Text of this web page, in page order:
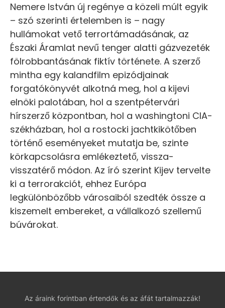
Nemere István új regénye a közeli múlt egyik
– szó szerinti értelemben is – nagy
hullámokat vető terrortámadásának, az
Északi Áramlat nevű tenger alatti gázvezeték
fölrobbantásának fiktív története. A szerző
mintha egy kalandfilm epizódjainak
forgatókönyvét alkotná meg, hol a kijevi
elnöki palotában, hol a szentpétervári
hírszerző központban, hol a washingtoni CIA-
székházban, hol a rostocki jachtkikötőben
történő eseményeket mutatja be, szinte
körkapcsolásra emlékeztető, vissza-
visszatérő módon. Az író szerint Kijev tervelte
ki a terrorakciót, ehhez Európa
legkülönbözőbb városaiból szedték össze a
kiszemelt embereket, a vállalkozó szellemű
búvárokat.
Az áraink forintban értendők és az áfát tartalmazzák!